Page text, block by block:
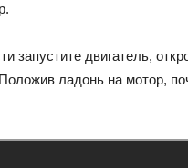
запустите двигатель,
ладонь на мотор,